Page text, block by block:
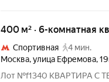
400 м² · 6-комнатная
Спортивная
4 мин.
Москва,улица Ефремова,
Лот №f1340 КВАРТИРА С